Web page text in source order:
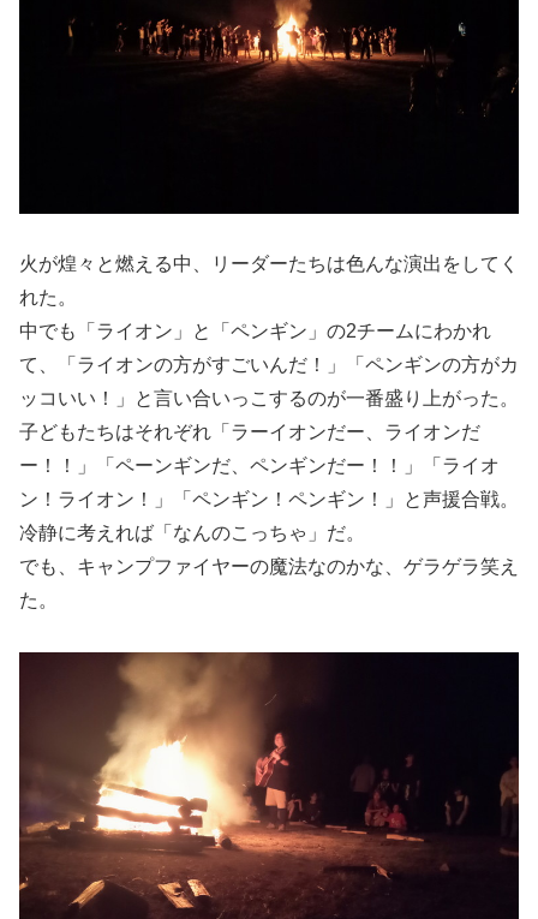
火が煌々と燃える中、リーダーたちは色んな演出をしてく
れた。
中でも「ライオン」と「ペンギン」の2チームにわかれ
て、「ライオンの方がすごいんだ！」「ペンギンの方がカ
ッコいい！」と言い合いっこするのが一番盛り上がった。
子どもたちはそれぞれ「ラーイオンだー、ライオンだ
ー！！」「ペーンギンだ、ペンギンだー！！」「ライオ
ン！ライオン！」「ペンギン！ペンギン！」と声援合戦。
冷静に考えれば「なんのこっちゃ」だ。
でも、キャンプファイヤーの魔法なのかな、ゲラゲラ笑え
た。